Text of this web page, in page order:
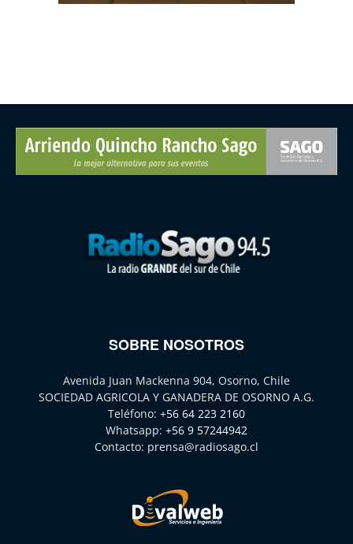
SOBRE NOSOTROS
Avenida Juan Mackenna 904, Osorno, Chile
SOCIEDAD AGRICOLA Y GANADERA DE OSORNO A.G.
Teléfono: +56 64 223 2160
Whatsapp: +56 9 57244942
Contacto: prensa@radiosago.cl